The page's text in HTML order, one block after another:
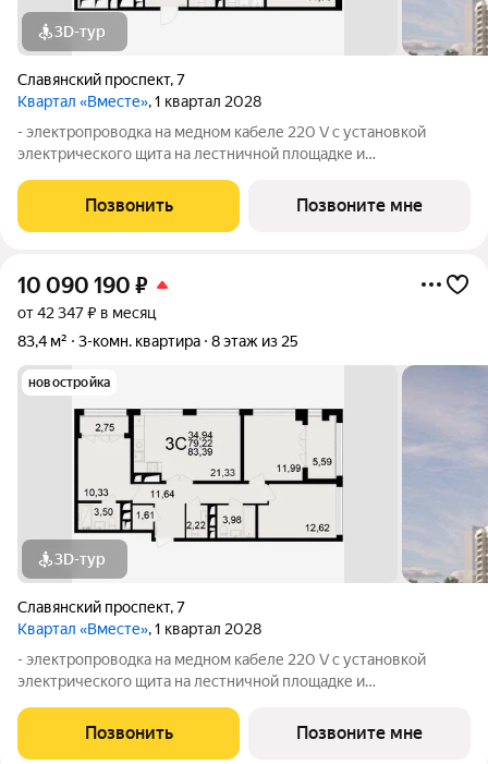
3D-тур
Славянский проспект,7
Квартал «Вместе», 1 квартал 2028
- электропроводка на медном кабеле 220 V с установкой
электрического щита на лестничной площадке и
стен, кроме стен лоджий, откосов дверных и оконных
проемов, ниш прохождения стояков
Позвонить Позвоните мне
10 090 190 ₽
от 42 347 ₽ в месяц
83,4 м²
3-комн. квартира 8 этаж из 25
новостройка
3D-тур
Славянский проспект,7
Квартал «Вместе», 1 квартал 2028
- электропроводка на медном кабеле 220 V с установкой
электрического щита на лестничной площадке и
стен, кроме стен лоджий, откосов дверных и оконных
проемов, ниш прохождения стояков
Позвонить Позвоните мне